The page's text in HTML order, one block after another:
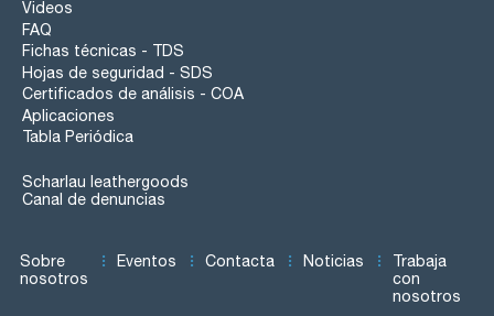
Videos
FAQ
Fichas técnicas - TDS
Hojas de seguridad - SDS
Certificados de análisis - COA
Aplicaciones
Tabla Periódica
Scharlau leathergoods
Canal de denuncias
Sobre
nosotros
Eventos Contacta Noticias
Trabaja
con
nosotros